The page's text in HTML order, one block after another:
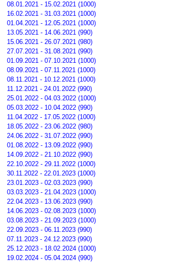
08.01.2021 - 15.02.2021 (1000)
16.02.2021 - 31.03.2021 (1000)
01.04.2021 - 12.05.2021 (1000)
13.05.2021 - 14.06.2021 (990)
15.06.2021 - 26.07.2021 (980)
27.07.2021 - 31.08.2021 (990)
01.09.2021 - 07.10.2021 (1000)
08.09.2021 - 07.11.2021 (1000)
08.11.2021 - 10.12.2021 (1000)
11.12.2021 - 24.01.2022 (990)
25.01.2022 - 04.03.2022 (1000)
05.03.2022 - 10.04.2022 (990)
11.04.2022 - 17.05.2022 (1000)
18.05.2022 - 23.06.2022 (980)
24.06.2022 - 31.07.2022 (990)
01.08.2022 - 13.09.2022 (990)
14.09.2022 - 21.10.2022 (990)
22.10.2022 - 29.11.2022 (1000)
30.11.2022 - 22.01.2023 (1000)
23.01.2023 - 02.03.2023 (990)
03.03.2023 - 21.04.2023 (1000)
22.04.2023 - 13.06.2023 (990)
14.06.2023 - 02.08.2023 (1000)
03.08.2023 - 21.09.2023 (1000)
22.09.2023 - 06.11.2023 (990)
07.11.2023 - 24.12.2023 (990)
25.12.2023 - 18.02.2024 (1000)
19.02.2024 - 05.04.2024 (990)